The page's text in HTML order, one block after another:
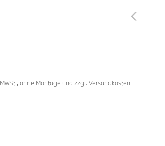
1 ohne Montage und zzgl. Versandkosten.